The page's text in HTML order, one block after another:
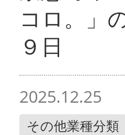
コロ。」
９日
2025.12.25
その他業種分類